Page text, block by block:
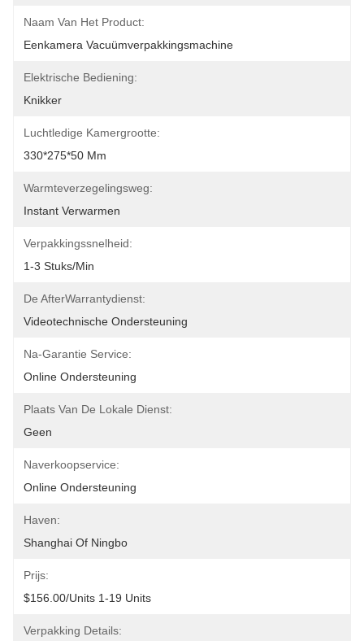
Naam Van Het Product:
Eenkamera Vacuümverpakkingsmachine
Elektrische Bediening:
Knikker
Luchtledige Kamergrootte:
330*275*50 Mm
Warmteverzegelingsweg:
Instant Verwarmen
Verpakkingssnelheid:
1-3 Stuks/min
De AfterWarrantydienst:
Videotechnische Ondersteuning
Na-Garantie Service:
Online Ondersteuning
Plaats Van De Lokale Dienst:
Geen
Naverkoopservice:
Online Ondersteuning
Haven:
Shanghai Of Ningbo
Prijs:
$156.00/units 1-19 Units
Verpakking Details: